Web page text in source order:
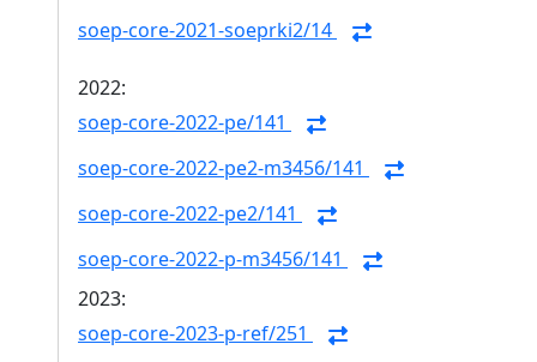
soep-core-2021-soeprki2/14
2022:
soep-core-2022-pe/141
soep-core-2022-pe2-m3456/141
soep-core-2022-pe2/141
soep-core-2022-p-m3456/141
2023:
soep-core-2023-p-ref/251